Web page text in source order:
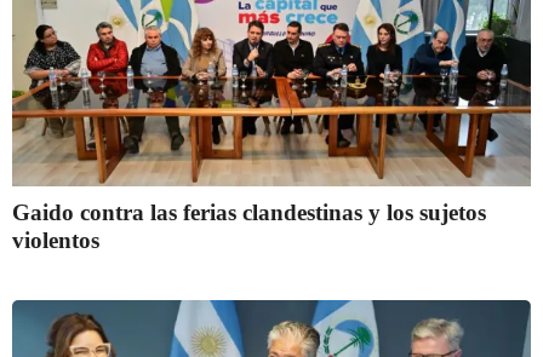
Gaido contra las ferias clandestinas y los sujetos
violentos